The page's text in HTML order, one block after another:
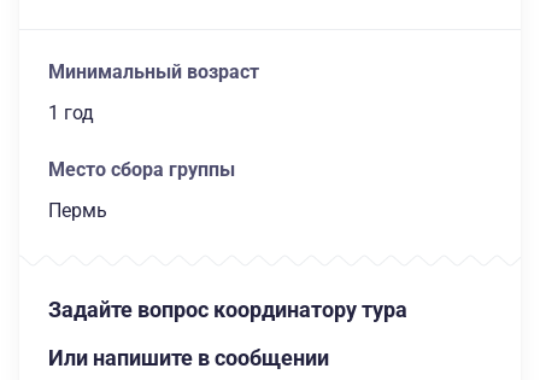
Минимальный возраст
1 год
Место сбора группы
Пермь
Задайте вопрос координатору тура
Или напишите в сообщении